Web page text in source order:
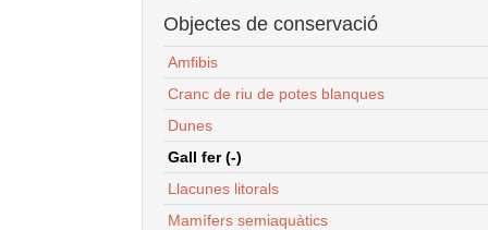
Objectes de conservació
Amfibis
Cranc de riu de potes blanques
Dunes
Gall fer (-)
Llacunes litorals
Mamífers semiaquàtics